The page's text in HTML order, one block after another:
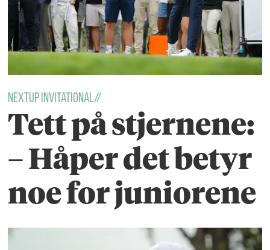
NextUp Invitational//
Tett på stjernene:
– Håper det betyr
noe for juniorene